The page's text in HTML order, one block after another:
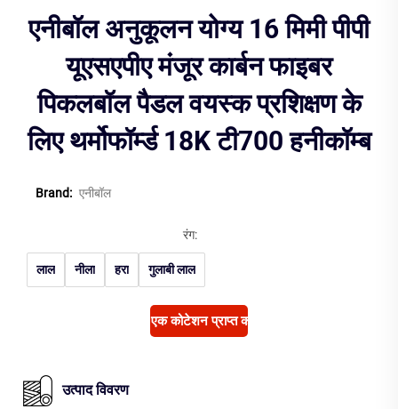
एनीबॉल अनुकूलन योग्य 16 मिमी पीपी
यूएसएपीए मंजूर कार्बन फाइबर
पिकलबॉल पैडल वयस्क प्रशिक्षण के
लिए थर्मोफॉर्म्ड 18K टी700 हनीकॉम्ब
Brand: एनीबॉल
रंग:
लाल नीला हरा गुलाबी लाल
एक कोटेशन प्राप्त करें
उत्पाद विवरण